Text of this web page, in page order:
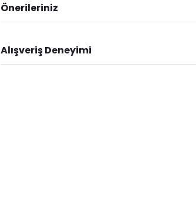
Önerileriniz
Alışveriş Deneyimi